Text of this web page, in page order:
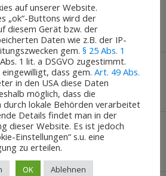
auf unserer Website.
„ok“-Buttons wird der
diesem Gerät bzw. der
Daten wie z.B. der IP-
gem. § 25 Abs. 1
1 lit. a DSGVO zugestimmt.
dass gem. Art. 49 Abs.
in den USA diese Daten
möglich, dass die
lokale Behörden verarbeitet
Details findet man in der
dieser Website. Es ist jedoch
Einstellungen“ s.u. eine
zu erteilen.
OK Ablehnen